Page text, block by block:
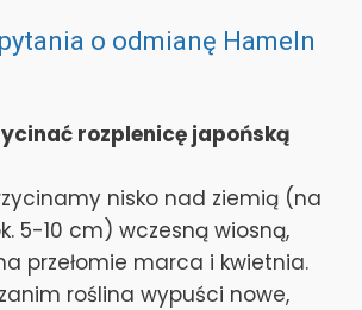
o odmianę Hameln
rozplenicę japońską
nisko nad ziemią (na
5-10 cm) wczesną wiosną,
przełomie marca i kwietnia.
roślina wypuści nowe,